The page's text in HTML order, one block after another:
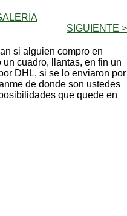
SIGUIENTE >
si alguien compro en
cuadro, llantas, en fin un
DHL, si se lo enviaron por
de donde son ustedes
que quede en